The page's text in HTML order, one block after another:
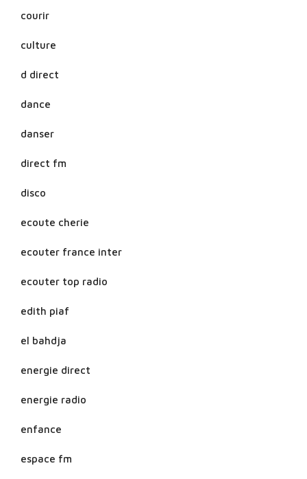
courir
culture
d direct
dance
danser
direct fm
disco
ecoute cherie
ecouter france inter
ecouter top radio
edith piaf
el bahdja
energie direct
energie radio
enfance
espace fm